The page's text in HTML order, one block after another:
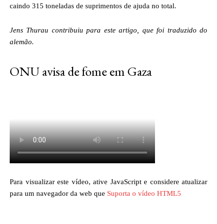
caindo 315 toneladas de suprimentos de ajuda no total.
Jens Thurau contribuiu para este artigo, que foi traduzido do
alemão.
ONU avisa de fome em Gaza
Para visualizar este vídeo, ative JavaScript e considere atualizar
para um navegador da web que Suporta o vídeo HTML5